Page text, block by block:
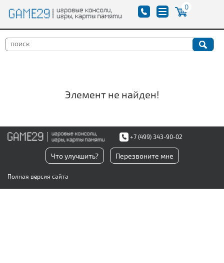
0
Элемент не найден!
+7 (499) 343-90-02
Что улучшить? Перезвоните мне
Полная версия сайта